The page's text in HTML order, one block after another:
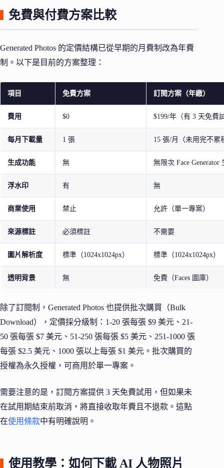
免費與付費方案比較
Generated Photos 的定價結構已從早期的月費制改為年費
制。以下是目前的方案整理：
項目 免費方案 訂閱方案（年繳）
費用 $0 $199/年（有 3 天免費
每月下載量 1 張 15 張/月（未用完不累
生成功能 無 無限次 Face Generator
浮水印 有 無
商業使用 禁止 允許（單一專案）
來源標註 必須標註 不需要
圖片解析度 標準（1024x1024px） 標準（1024x1024px）
透明背景 無 免費（Faces 圖庫）
除了訂閱制，Generated Photos 也提供批次購買（Bulk
Download），定價採分級制：1-20 張每張 $9 美元、21-
50 張每張 $7 美元、51-250 張每張 $5 美元、251-1000 張
每張 $2.5 美元、1000 張以上每張 $1 美元。批次購買的
授權為永久授權，可商用於單一專案。
需要注意的是，訂閱方案提供 3 天免費試用，但如果未
在試用期結束前取消，將直接收取年費且不退款。這點
在使用條款中有明確說明。
使用教學：如何下載 AI 人物照片